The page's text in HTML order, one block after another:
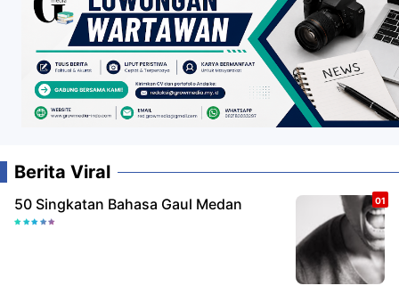
Berita Viral
50 Singkatan Bahasa Gaul Medan